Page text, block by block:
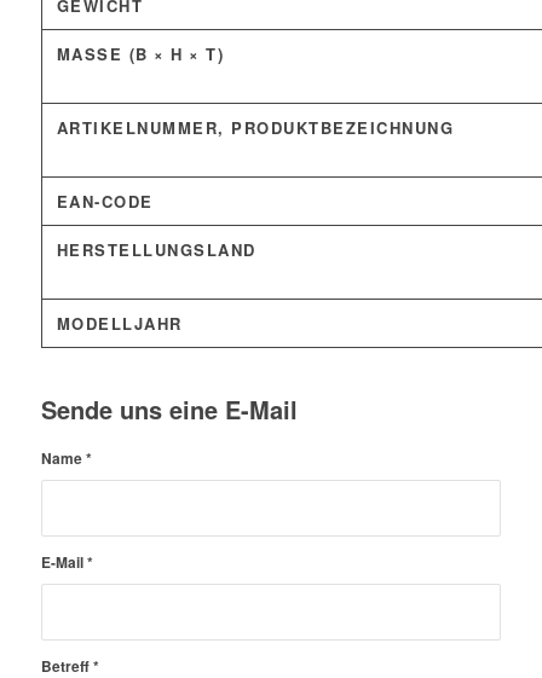
GEWICHT
MASSE (B × H × T)
ARTIKELNUMMER, PRODUKTBEZEICHNUNG
EAN-CODE
HERSTELLUNGSLAND
MODELLJAHR
Sende uns eine E-Mail
Name*
E-Mail*
Betreff*